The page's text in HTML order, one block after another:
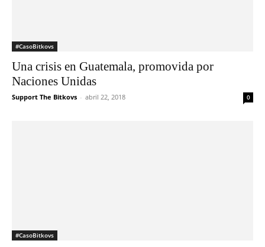
#CasoBitkovs
Una crisis en Guatemala, promovida por
Naciones Unidas
Support The Bitkovs - abril 22, 2018 0
#CasoBitkovs